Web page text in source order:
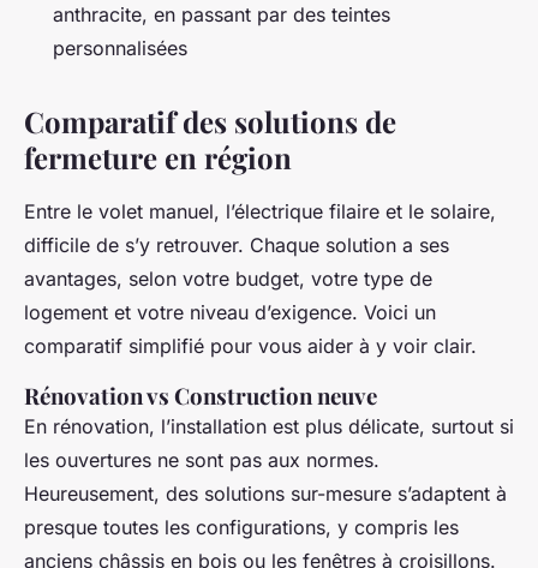
anthracite, en passant par des teintes
personnalisées
Comparatif des solutions de
fermeture en région
Entre le volet manuel, l’électrique filaire et le solaire,
difficile de s’y retrouver. Chaque solution a ses
avantages, selon votre budget, votre type de
logement et votre niveau d’exigence. Voici un
comparatif simplifié pour vous aider à y voir clair.
Rénovation vs Construction neuve
En rénovation, l’installation est plus délicate, surtout si
les ouvertures ne sont pas aux normes.
Heureusement, des solutions sur-mesure s’adaptent à
presque toutes les configurations, y compris les
anciens châssis en bois ou les fenêtres à croisillons.